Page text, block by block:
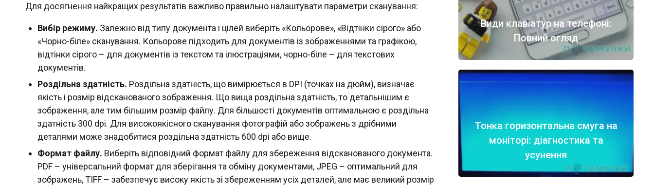
Для досягнення найкращих результатів важливо правильно налаштувати параметри сканування:
Вибір режиму. Залежно від типу документа і цілей виберіть «Кольорове», «Відтінки сірого» або
«Чорно-біле» сканування. Кольорове підходить для документів із зображеннями та графікою,
відтінки сірого – для документів із текстом та ілюстраціями, чорно-біле – для текстових
документів.
Роздільна здатність. Роздільна здатність, що вимірюється в DPI (точках на дюйм), визначає
якість і розмір відсканованого зображення. Що вища роздільна здатність, то детальнішим є
зображення, але тим більшим розмір файлу. Для більшості документів оптимальною є роздільна
здатність 300 dpi. Для високоякісного сканування фотографій або зображень з дрібними
деталями може знадобитися роздільна здатність 600 dpi або вище.
Формат файлу. Виберіть відповідний формат файлу для збереження відсканованого документа.
PDF – універсальний формат для зберігання та обміну документами, JPEG – оптимальний для
зображень, TIFF – забезпечує високу якість зі збереженням усіх деталей, але має великий розмір
Види клавіатур на телефоні:
Повний огляд
Тонка горизонтальна смуга на
моніторі: діагностика та
усунення